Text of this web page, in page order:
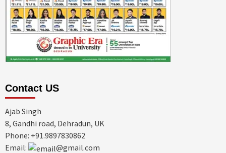
Contact US
Ajab Singh
8, Gandhi road, Dehradun, UK
Phone: +91.9897830862
Email:
@gmail.com